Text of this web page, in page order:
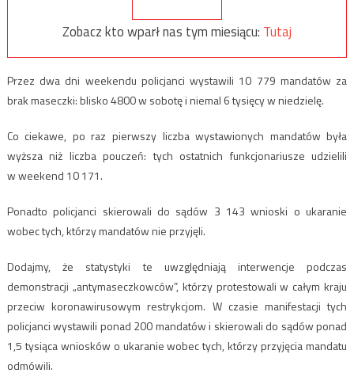
Zobacz kto wparł nas tym miesiącu: Tutaj
Przez dwa dni weekendu policjanci wystawili 10 779 mandatów za
brak maseczki: blisko 4800 w sobotę i niemal 6 tysięcy w niedzielę.
Co ciekawe, po raz pierwszy liczba wystawionych mandatów była
wyższa niż liczba pouczeń: tych ostatnich funkcjonariusze udzielili
w weekend 10 171.
Ponadto policjanci skierowali do sądów 3 143 wnioski o ukaranie
wobec tych, którzy mandatów nie przyjęli.
Dodajmy, że statystyki te uwzględniają interwencje podczas
demonstracji „antymaseczkowców”, którzy protestowali w całym kraju
przeciw koronawirusowym restrykcjom. W czasie manifestacji tych
policjanci wystawili ponad 200 mandatów i skierowali do sądów ponad
1,5 tysiąca wniosków o ukaranie wobec tych, którzy przyjęcia mandatu
odmówili.